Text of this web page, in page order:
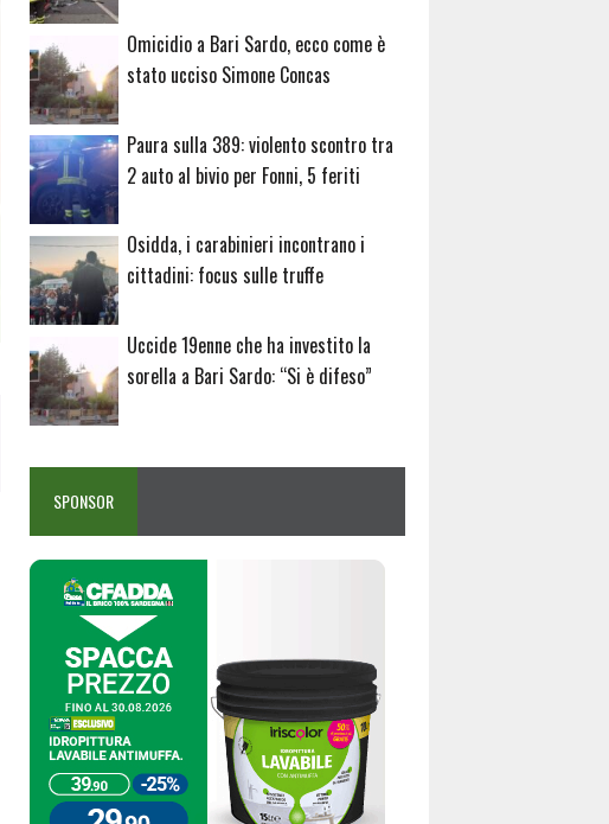
Omicidio a Bari Sardo, ecco come è
stato ucciso Simone Concas
Paura sulla 389: violento scontro tra
2 auto al bivio per Fonni, 5 feriti
Osidda, i carabinieri incontrano i
cittadini: focus sulle truffe
Uccide 19enne che ha investito la
sorella a Bari Sardo: “Si è difeso”
SPONSOR